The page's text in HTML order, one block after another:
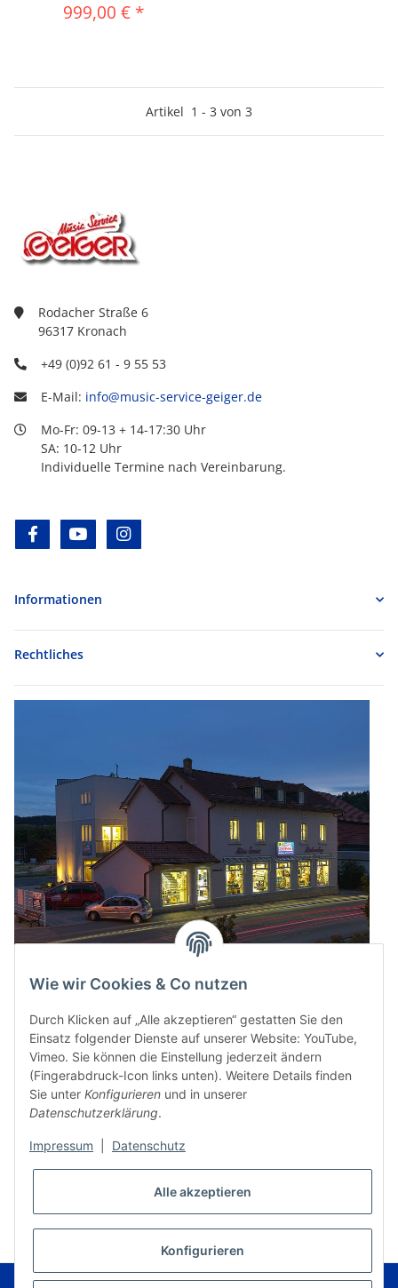
Wie wir Cookies & Co nutzen
Durch Klicken auf „Alle akzeptieren“ gestatten Sie den
Einsatz folgender Dienste auf unserer Website: YouTube,
Vimeo. Sie können die Einstellung jederzeit ändern
(Fingerabdruck-Icon links unten). Weitere Details finden
Sie unter Konfigurieren und in unserer
Datenschutzerklärung.
Impressum Datenschutz
Alle akzeptieren
Konfigurieren
999,00 € *
Artikel 1 - 3 von 3
Rodacher Straße 6
96317 Kronach
+49 (0)92 61 - 9 55 53
E-Mail: info@music-service-geiger.de
Mo-Fr: 09-13 + 14-17:30 Uhr
SA: 10-12 Uhr
Individuelle Termine nach Vereinbarung.
facebookyoutube
Informationen
Rechtliches
* Alle Preise inkl. gesetzlicher USt., zzgl.
VERTRAG WIDERRUFEN
© Music Service Geiger e.K. - Kronach - Germany